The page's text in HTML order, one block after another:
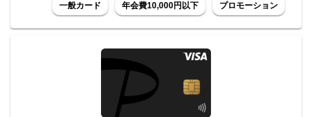
一般カード 年会費10,000円以下 プロモーション